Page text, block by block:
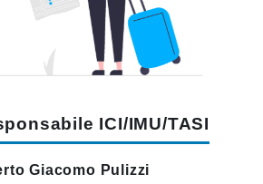
ICI/IMU/TASI
Giacomo Pulizzi